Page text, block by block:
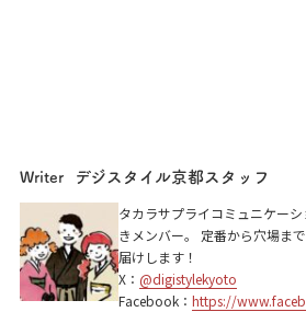
Writer デジスタイル京都スタッフ
タカラサプライコミュニケー
きメンバー。 定番から穴場ま
届けします！
X： @digistylekyoto
Facebook： https://